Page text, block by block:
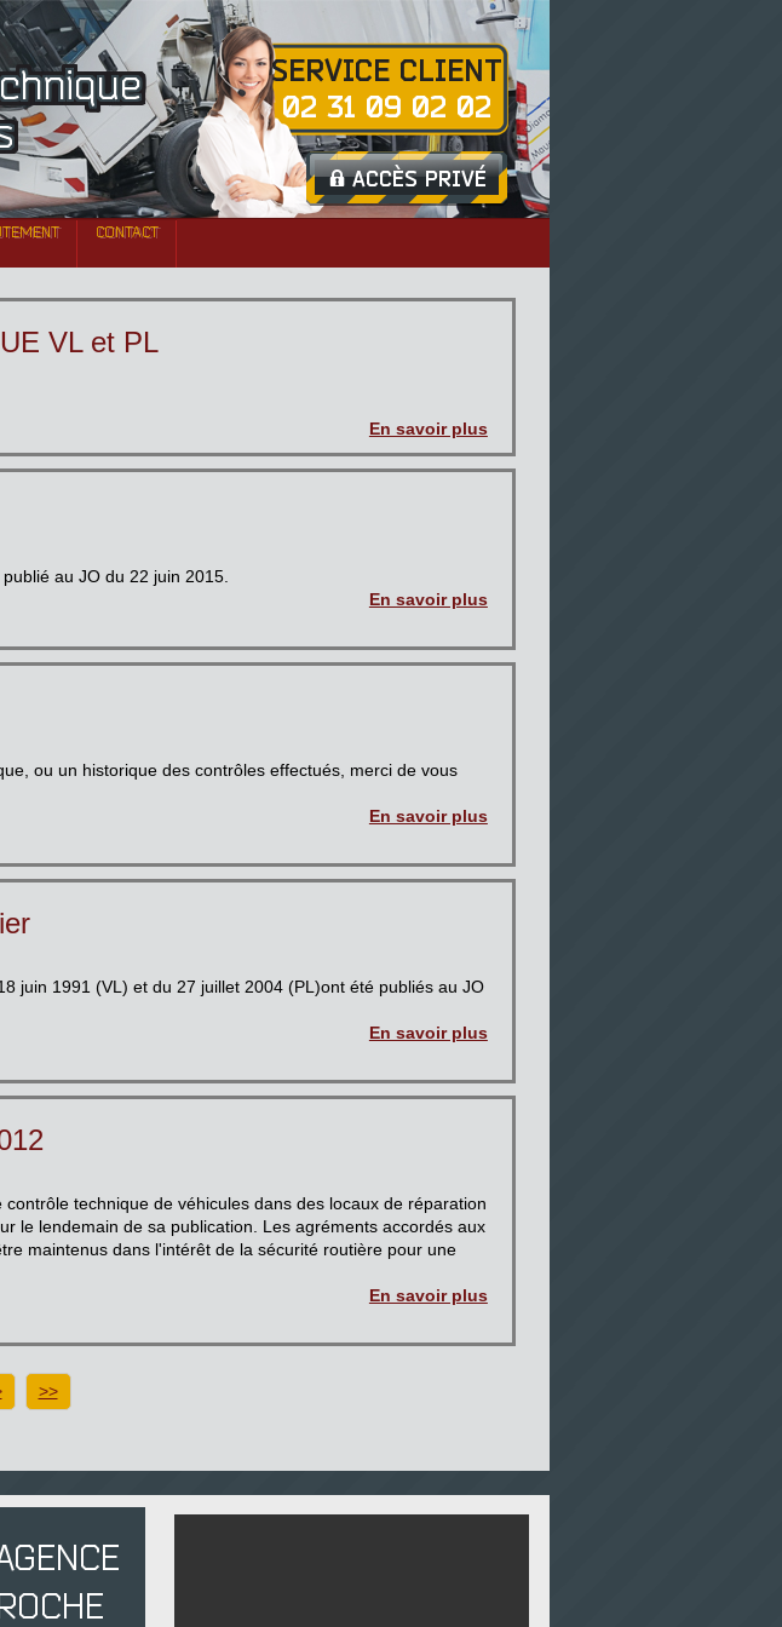
SERVICE CLIENT
02 31 09 02 02
ACCÈS PRIVÉ
CONTACT
VL et PL
En savoir plus
au JO du 22 juin 2015.
En savoir plus
ou un historique des contrôles effectués, merci de vous
En savoir plus
juin 1991 (VL) et du 27 juillet 2004 (PL)ont été publiés au JO
En savoir plus
technique de véhicules dans des locaux de réparation
le lendemain de sa publication. Les agréments accordés aux
maintenus dans l'intérêt de la sécurité routière pour une
En savoir plus
>>